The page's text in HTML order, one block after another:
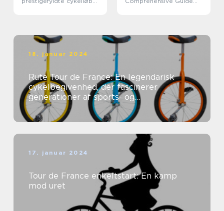
18. januar 2024
Rute Tour de France: En legendarisk
cykelbegivenhed, der fascinerer
generationer af sports- og
fritidsentusiaster
17. januar 2024
Tour de France enkeltstart: En kamp
mod uret